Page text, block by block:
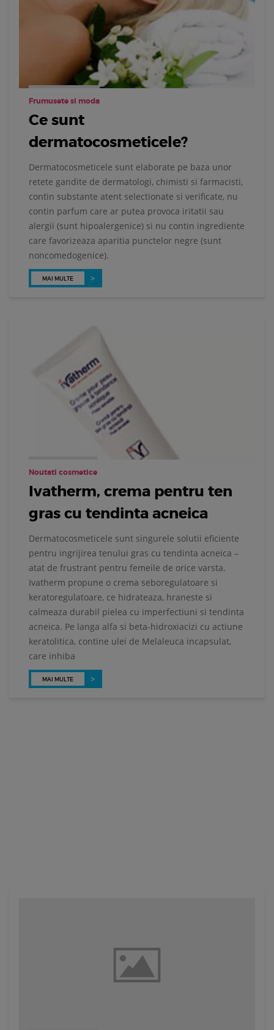
Frumusete si moda
Ce sunt
dermatocosmeticele?
Dermatocosmeticele sunt elaborate pe baza unor
retete gandite de dermatologi, chimisti si farmacisti,
contin substante atent selectionate si verificate, nu
contin parfum care ar putea provoca iritatii sau
alergii (sunt hipoalergenice) si nu contin ingrediente
care favorizeaza aparitia punctelor negre (sunt
noncomedogenice).
MAI MULTE
Noutati cosmetice
Ivatherm, crema pentru ten
gras cu tendinta acneica
Dermatocosmeticele sunt singurele solutii eficiente
pentru ingrijirea tenului gras cu tendinta acneica –
atat de frustrant pentru femeile de orice varsta.
Ivatherm propune o crema seboregulatoare si
keratoregulatoare, ce hidrateaza, hraneste si
calmeaza durabil pielea cu imperfectiuni si tendinta
acneica. Pe langa alfa si beta-hidroxiacizi cu actiune
keratolitica, contine ulei de Melaleuca incapsulat,
care inhiba
MAI MULTE